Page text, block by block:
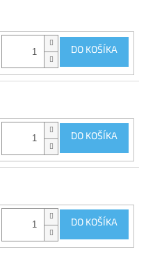
DO KOŠÍKA
DO KOŠÍKA
DO KOŠÍKA